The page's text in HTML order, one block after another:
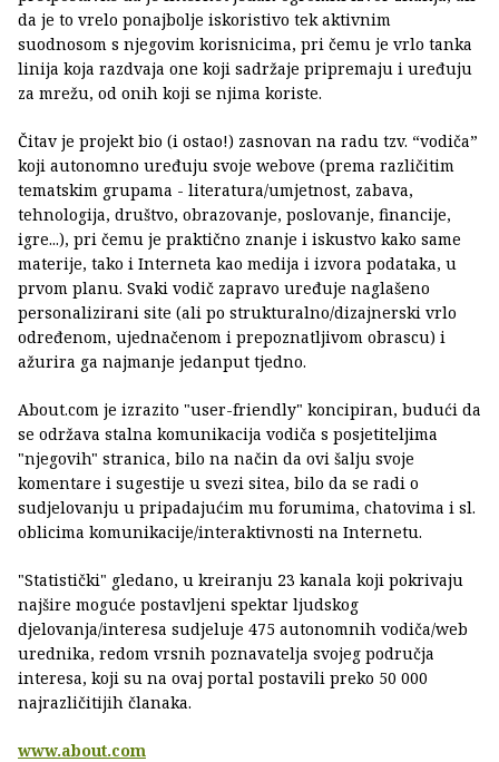
da je to vrelo ponajbolje iskoristivo tek aktivnim
suodnosom s njegovim korisnicima, pri čemu je vrlo tanka
linija koja razdvaja one koji sadržaje pripremaju i uređuju
za mrežu, od onih koji se njima koriste.
Čitav je projekt bio (i ostao!) zasnovan na radu tzv. “vodiča”
koji autonomno uređuju svoje webove (prema različitim
tematskim grupama - literatura/umjetnost, zabava,
tehnologija, društvo, obrazovanje, poslovanje, financije,
igre...), pri čemu je praktično znanje i iskustvo kako same
materije, tako i Interneta kao medija i izvora podataka, u
prvom planu. Svaki vodič zapravo uređuje naglašeno
personalizirani site (ali po strukturalno/dizajnerski vrlo
određenom, ujednačenom i prepoznatljivom obrascu) i
ažurira ga najmanje jedanput tjedno.
About.com je izrazito "user-friendly" koncipiran, budući da
se održava stalna komunikacija vodiča s posjetiteljima
"njegovih" stranica, bilo na način da ovi šalju svoje
komentare i sugestije u svezi sitea, bilo da se radi o
sudjelovanju u pripadajućim mu forumima, chatovima i sl.
oblicima komunikacije/interaktivnosti na Internetu.
"Statistički" gledano, u kreiranju 23 kanala koji pokrivaju
najšire moguće postavljeni spektar ljudskog
djelovanja/interesa sudjeluje 475 autonomnih vodiča/web
urednika, redom vrsnih poznavatelja svojeg područja
interesa, koji su na ovaj portal postavili preko 50 000
najrazličitijih članaka.
www.about.com